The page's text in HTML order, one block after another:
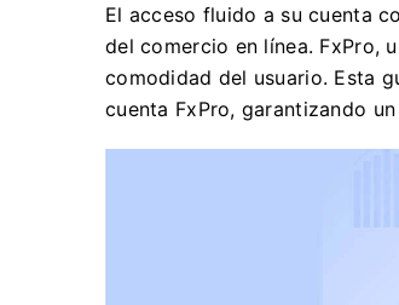
El acceso fluido a su cuenta
del comercio en línea. FxPro,
comodidad del usuario. Esta
cuenta FxPro, garantizando